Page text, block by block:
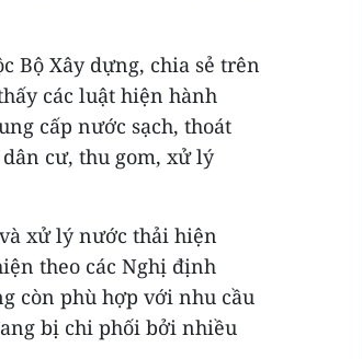
Bộ Xây dựng, chia sẻ trên
các luật hiện hành
cấp nước sạch, thoát
cư, thu gom, xử lý
xử lý nước thải hiện
theo các Nghị định
còn phù hợp với nhu cầu
bị chi phối bởi nhiều